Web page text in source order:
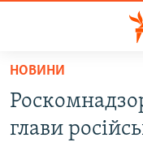
Перейти
основного
матеріалу
НОВИНИ
глави